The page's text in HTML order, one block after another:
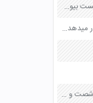
توییت امیرحسین میراسماعیلی توهین به امام رضا چیست بیوگرافی ویکی پدیا آدرس اینستاگرام
جنسیت یک فرد چگونه سبک زندگی او را تحت تاثیر قرار میدهد صفحه 51 تفکر و سبک زندگی هفتم
جواب مرحله ۱۱۶۶ بازی آمیرزا 1166 یک هزار و صد و شصت و شش پاسخ